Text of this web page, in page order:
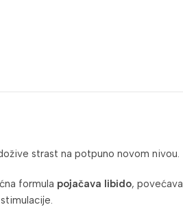
strast na potpuno novom nivou.
formula pojačava libido,